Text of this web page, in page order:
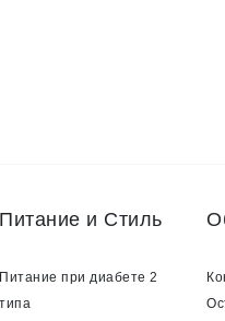
Питание и Стиль
Питание при диабете 2
типа